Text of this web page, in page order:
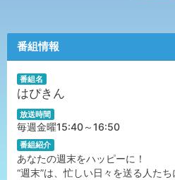
番組情報
番組名
はぴきん
放送時間
毎週金曜15:40～16:50
番組紹介
あなたの週末をハッピーに！
“週末”は、忙しい日々を送る人たち